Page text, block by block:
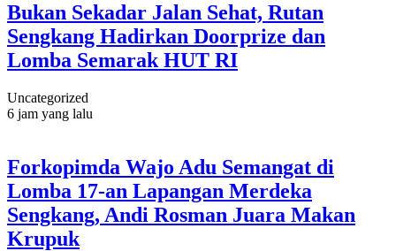
Bukan Sekadar Jalan Sehat, Rutan
Sengkang Hadirkan Doorprize dan
Lomba Semarak HUT RI
Uncategorized
6 jam yang lalu
Forkopimda Wajo Adu Semangat di
Lomba 17-an Lapangan Merdeka
Sengkang, Andi Rosman Juara Makan
Krupuk